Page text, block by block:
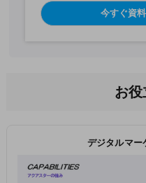
今すぐ資
お
デジタルマー